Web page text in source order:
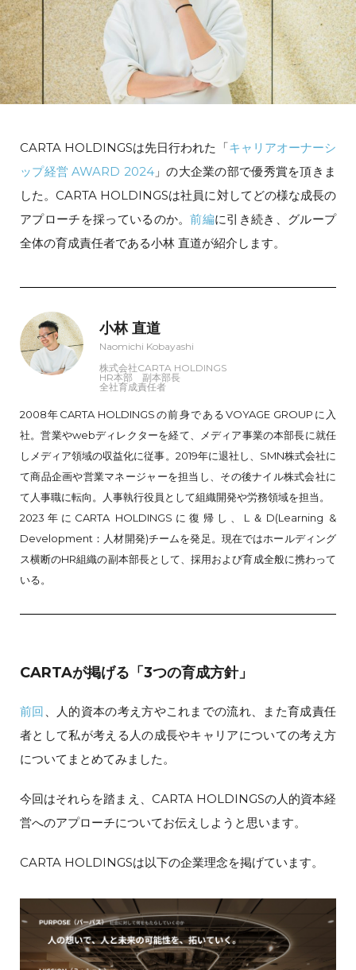
CARTA HOLDINGSは先日行われた「キャリアオーナーシ
ップ経営 AWARD 2024」の大企業の部で優秀賞を頂きま
した。CARTA HOLDINGSは社員に対してどの様な成長の
アプローチを採っているのか。前編に引き続き、グループ
全体の育成責任者である小林 直道が紹介します。
小林 直道
Naomichi Kobayashi
株式会社CARTA HOLDINGS
HR本部 副本部長
全社育成責任者
2008年CARTA HOLDINGSの前身であるVOYAGE GROUPに入
社。営業やwebディレクターを経て、メディア事業の本部長に就任
しメディア領域の収益化に従事。2019年に退社し、SMN株式会社に
て商品企画や営業マネージャーを担当し、その後ナイル株式会社に
て人事職に転向。人事執行役員として組織開発や労務領域を担当。
2023年にCARTA HOLDINGSに復帰し、L＆D(Learning &
Development：人材開発)チームを発足。現在ではホールディング
ス横断のHR組織の副本部長として、採用および育成全般に携わって
いる。
CARTAが掲げる「3つの育成方針」
前回 、人的資本の考え方やこれまでの流れ、また育成責任
者として私が考える人の成長やキャリアについての考え方
についてまとめてみました。
今回はそれらを踏まえ、CARTA HOLDINGSの人的資本経
営へのアプローチについてお伝えしようと思います。
CARTA HOLDINGSは以下の企業理念を掲げています。